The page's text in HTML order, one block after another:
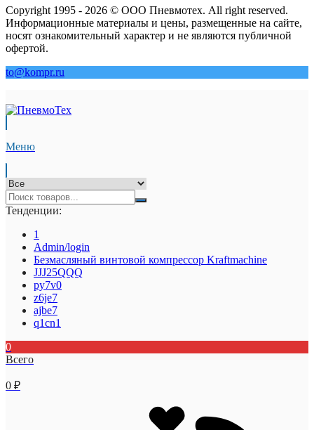
Copyright 1995 - 2026 © ООО Пневмотех. All right reserved.
Информационные материалы и цены, размещенные на сайте,
носят ознакомительный характер и не являются публичной
офертой.
to@kompr.ru
Меню
Тенденции:
1
Admin/login
Безмасляный винтовой компрессор Kraftmaсhine
JJJ25QQQ
py7v0
z6je7
ajbe7
q1cn1
0
Всего
0 ₽